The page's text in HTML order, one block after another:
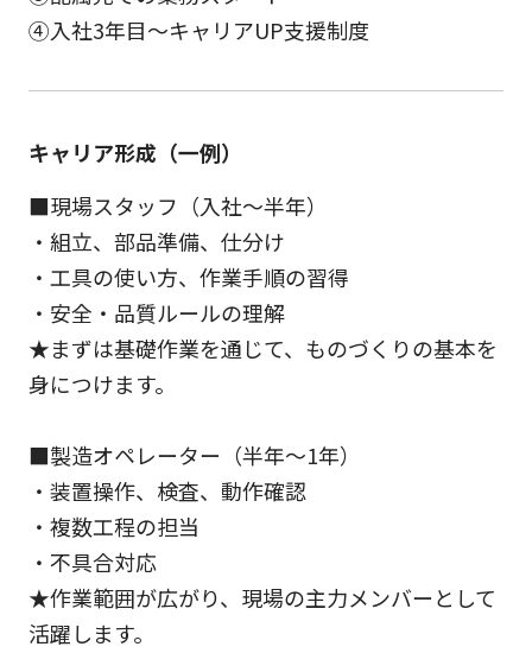
④入社3年目～キャリアUP支援制度
キャリア形成（一例）
■現場スタッフ（入社～半年）
・組立、部品準備、仕分け
・工具の使い方、作業手順の習得
・安全・品質ルールの理解
★まずは基礎作業を通じて、ものづくりの基本を
身につけます。
■製造オペレーター（半年～1年）
・装置操作、検査、動作確認
・複数工程の担当
・不具合対応
★作業範囲が広がり、現場の主力メンバーとして
活躍します。